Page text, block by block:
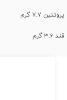
پروتئین 7.7 گرم
قند 3.6 گرم